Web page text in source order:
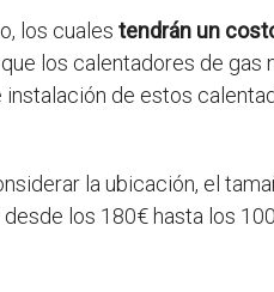
los cuales tendrán un
los calentadores de gas
de estos
la ubicación, el
los 180€ hasta los